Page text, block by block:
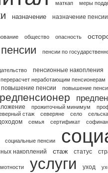
маткап меры
назначение назначение пенсии
общество опасность
пенсии пенсии по
пенсионные накопления
перерасчет неработающим пенсионерам
повышение пенсии повышение
прожиточный минимум
стаж северяне село
семья сертификат
социальные пенсии
накоплений стаж статус
услуги уход